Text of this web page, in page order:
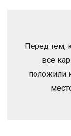
Перед тем,
все
положили